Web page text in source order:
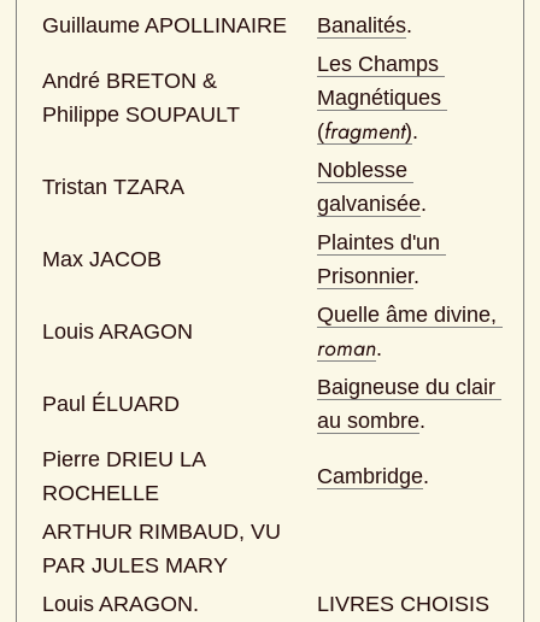
Guillaume APOLLINAIRE
Banalités.
André BRETON &
Philippe SOUPAULT
Les Champs
Magnétiques
(fragment).
Tristan TZARA
Noblesse
galvanisée.
Max JACOB
Plaintes d'un
Prisonnier.
Louis ARAGON
roman.
Paul ÉLUARD
Baigneuse du clair
au sombre.
Pierre DRIEU LA
ROCHELLE
Cambridge.
ARTHUR RIMBAUD, VU
PAR JULES MARY
Louis ARAGON.
LIVRES CHOISIS